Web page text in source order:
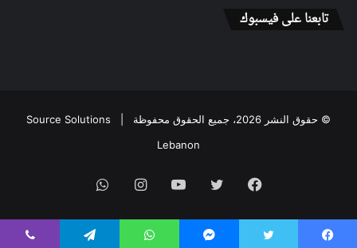
تابعنا على فيسبوك
© حقوق النشر 2026، جميع الحقوق محفوظة |
Source Solutions
Lebanon
فيسبوك تويتر يوتيوبانستقرامواتساب